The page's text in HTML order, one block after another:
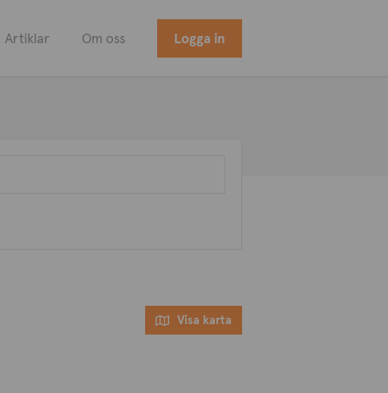
Artiklar Om oss Logga in
Visa karta